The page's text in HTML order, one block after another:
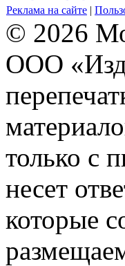
Реклама на сайте |
© 2026
ООО
только с
несет
которые